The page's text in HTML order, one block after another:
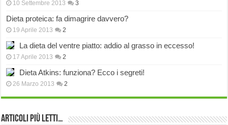
10 Settembre 2013 3
Dieta proteica: fa dimagrire davvero?
19 Aprile 2013 2
La dieta del ventre piatto: addio al grasso in eccesso!
17 Aprile 2013 2
Dieta Atkins: funziona? Ecco i segreti!
26 Marzo 2013 2
Articoli più Letti…